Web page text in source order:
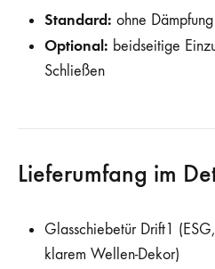
Standard: ohne Dämpfung
Optional: beidseitige
Schließen
Lieferumfang im
Glasschiebetür Drift1
klarem Wellen-Dekor)